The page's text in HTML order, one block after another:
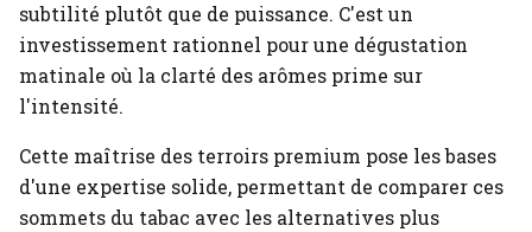
subtilité plutôt que de puissance. C'est un
investissement rationnel pour une dégustation
matinale où la clarté des arômes prime sur
l'intensité.
Cette maîtrise des terroirs premium pose les bases
d'une expertise solide, permettant de comparer ces
sommets du tabac avec les alternatives plus